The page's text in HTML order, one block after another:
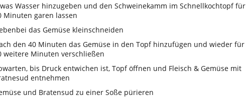
Wasser hinzugeben und den Schweinekamm im Schnellkochtopf für
Minuten garen lassen
das Gemüse kleinschneiden
den 40 Minuten das Gemüse in den Topf hinzufügen und wieder für
weitere Minuten verschließen
bis Druck entwichen ist, Topf öffnen und Fleisch & Gemüse mit
entnehmen
und Bratensud zu einer Soße pürieren